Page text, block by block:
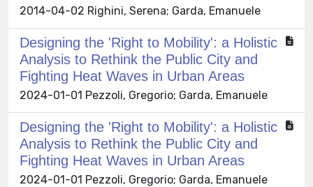
2014-04-02 Righini, Serena; Garda, Emanuele
Designing the 'Right to Mobility': a Holistic
Analysis to Rethink the Public City and
Fighting Heat Waves in Urban Areas
2024-01-01 Pezzoli, Gregorio; Garda, Emanuele
Designing the 'Right to Mobility': a Holistic
Analysis to Rethink the Public City and
Fighting Heat Waves in Urban Areas
2024-01-01 Pezzoli, Gregorio; Garda, Emanuele